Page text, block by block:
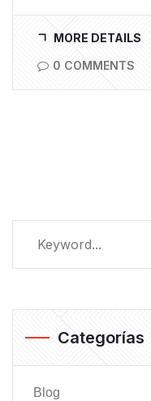
MORE DETAILS
0 COMMENTS
Categorías
Blog